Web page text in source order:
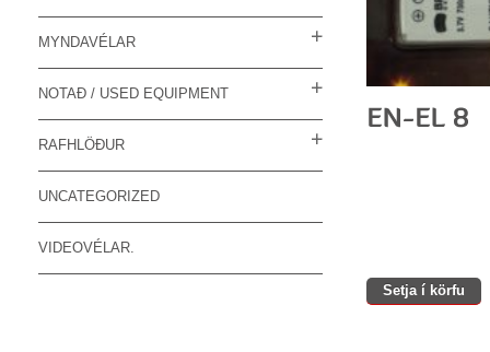
Setja í körfu
MYNDAVÉLAR
NOTAÐ / USED EQUIPMENT
RAFHLÖÐUR
UNCATEGORIZED
VIDEOVÉLAR.